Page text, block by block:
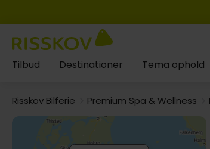
Tilbud Destinationer Tema ophold
Risskov Bilferie Premium Spa & Wellness